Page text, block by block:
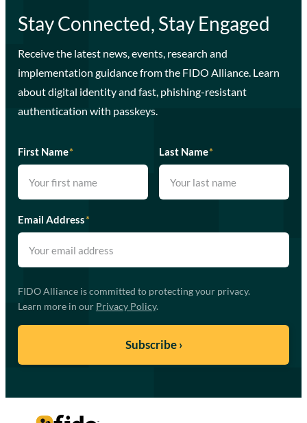
Stay Connected, Stay Engaged
Receive the latest news, events, research and
implementation guidance from the FIDO Alliance. Learn
about digital identity and fast, phishing-resistant
authentication with passkeys.
First Name* Last Name*
Email Address*
FIDO Alliance is committed to protecting your privacy.
Learn more in our Privacy Policy.